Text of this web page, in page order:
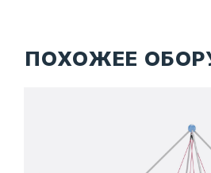
ПОХОЖЕЕ